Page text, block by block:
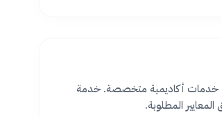
خدمات أكاديمية متخصصة. خدمة
المطلوبة.